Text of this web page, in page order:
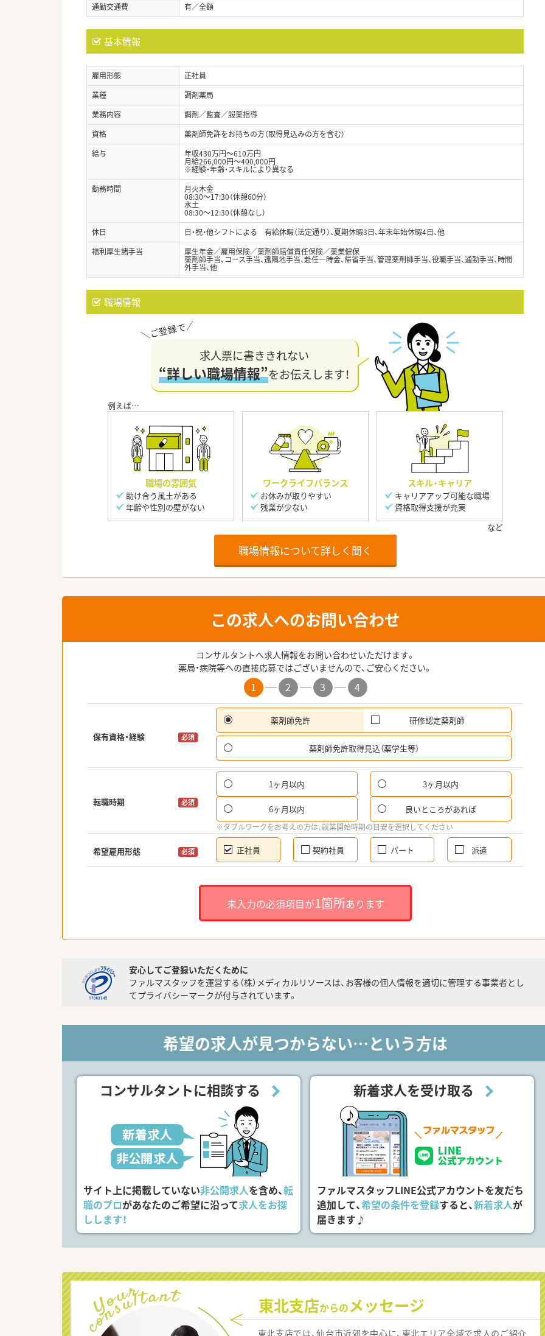
通勤交通費
有／全額
基本情報
雇用形態
正社員
業種
調剤薬局
業務内容
調剤／監査／服薬指導
資格
薬剤師免許をお持ちの方（取得見込みの方を含む）
給与
年収430万円～610万円
月給266,000円～400,000円
※経験・年齢・スキルにより異なる
勤務時間
月火木金
08:30～17:30（休憩60分）
水土
08:30～12:30（休憩なし）
休日
日・祝・他シフトによる 有給休暇（法定通り）、夏期休暇3日、年末年始休暇4日、他
福利厚生諸手当
厚生年金／雇用保険／薬剤師賠償責任保険／薬業健保
薬剤師手当、コース手当、遠隔地手当、赴任一時金、帰省手当、管理薬剤師手当、役職手当、通勤手当、時間
外手当、他
職場情報
求人票に書ききれない
“詳しい職場情報”をお伝えします！
職場の雰囲気
助け合う風土がある
年齢や性別の壁がない
ワークライフバランス
お休みが取りやすい
残業が少ない
スキル・キャリア
キャリアアップ可能な職場
資格取得支援が充実
職場情報について詳しく聞く
この求人へのお問い合わせ
コンサルタントへ求人情報をお問い合わせいただけます。
薬局・病院等への直接応募ではございませんので、ご安心ください。
1 2 3 4
保有資格・経験 必須
薬剤師免許 研修認定薬剤師
薬剤師免許取得見込（薬学生等）
転職時期 必須
1ヶ月以内 3ヶ月以内
6ヶ月以内 良いところがあれば
※ダブルワークをお考えの方は、就業開始時期の目安を選択してください
希望雇用形態 必須 正社員 契約社員 パート 派遣
未入力の必須項目が1箇所あります
安心してご登録いただくために
ファルマスタッフを運営する（株）メディカルリソースは、お客様の個人情報を適切に管理する事業者とし
てプライバシーマークが付与されています。
希望の求人が見つからない…という方は
コンサルタントに相談する
サイト上に掲載していない非公開求人を含め、転
職のプロがあなたのご希望に沿って求人をお探
しします！
新着求人を受け取る
ファルマスタッフLINE公式アカウントを友だち
追加して、希望の条件を登録すると、新着求人が
届きます♪
東北支店からのメッセージ
東北支店では、仙台市近郊を中心に、東北エリア全域で求人のご紹介